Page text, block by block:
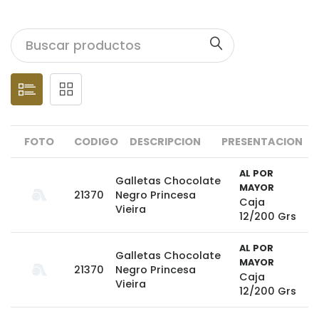
FOTO CODIGO DESCRIPCION PRESENTACION
21370
Galletas Chocolate
Negro Princesa
Vieira
AL POR
MAYOR
Caja
12/200 Grs
21370
Galletas Chocolate
Negro Princesa
Vieira
AL POR
MAYOR
Caja
12/200 Grs